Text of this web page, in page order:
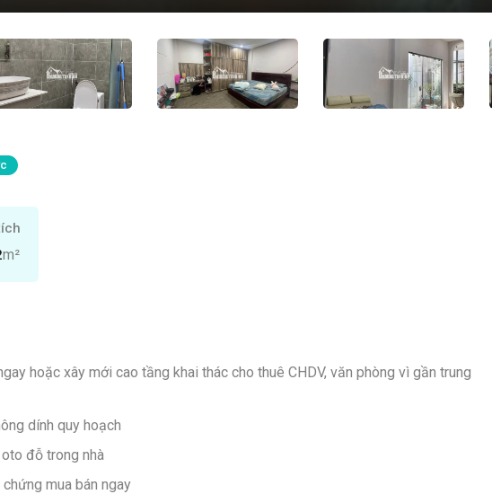
m²
hoặc xây mới cao tầng khai thác cho thuê CHDV, văn phòng vì gần trung
dính quy hoạch
đỗ trong nhà
mua bán ngay